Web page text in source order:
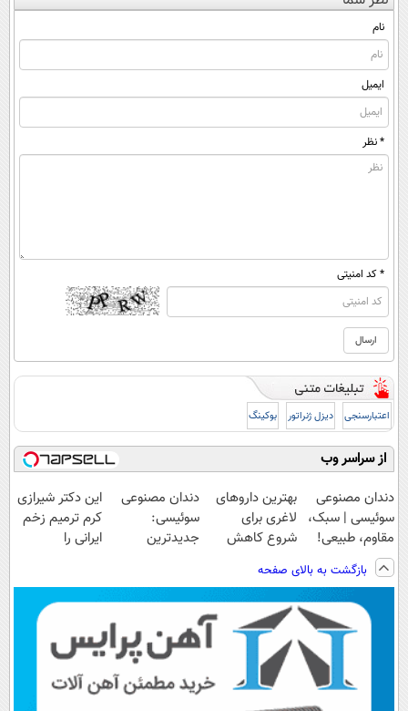
شانس بدون پوچ 😍
نام
ایمیل
* نظر
* کد امنیتی
اعتبارسنجی دیزل ژنراتور بوکینگ
از سراسر وب
دندان مصنوعی
سوئیسی | سبک،
مقاوم، طبیعی!
ویزیت
رایگان+پرداخت
اقساطی😍
بهترین داروهای
لاغری برای
شروع کاهش
داروخانه های
نزدیکت!
دندان مصنوعی
سوئیسی:
جدیدترین
پرداخت قسطی
این دکتر شیرازی
کرم ترمیم زخم
ایرانی را
بازگشت به بالای صفحه